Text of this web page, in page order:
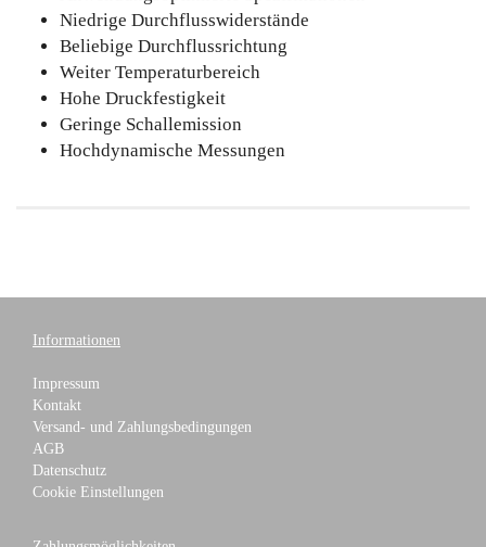
Niedrige Durchflusswiderstände
Beliebige Durchflussrichtung
Weiter Temperaturbereich
Hohe Druckfestigkeit
Geringe Schallemission
Hochdynamische Messungen
Informationen
Impressum
Kontakt
Versand- und Zahlungsbedingungen
AGB
Datenschutz
Cookie Einstellungen